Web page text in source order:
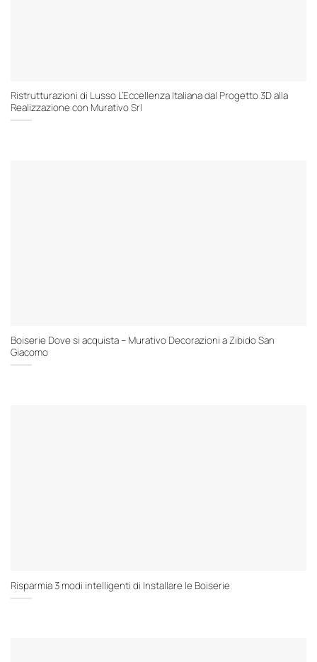
Ristrutturazioni di Lusso L’Eccellenza Italiana dal Progetto 3D alla
Realizzazione con Murativo Srl
Boiserie Dove si acquista – Murativo Decorazioni a Zibido San
Giacomo
Risparmia 3 modi intelligenti di Installare le Boiserie